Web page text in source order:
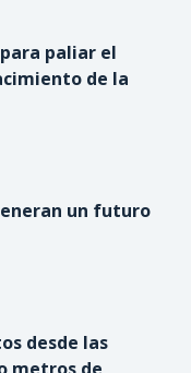
para paliar el
de la
un futuro
desde las